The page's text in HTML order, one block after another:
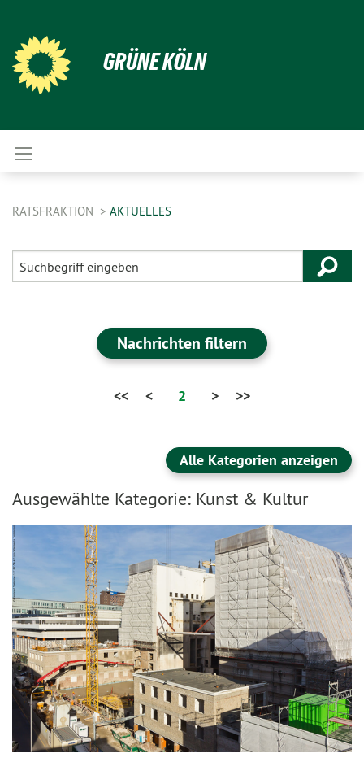
GRÜNE KÖLN
RATSFRAKTION AKTUELLES
Nachrichten filtern
<< < 2 > >>
Alle Kategorien anzeigen
Ausgewählte Kategorie: Kunst & Kultur